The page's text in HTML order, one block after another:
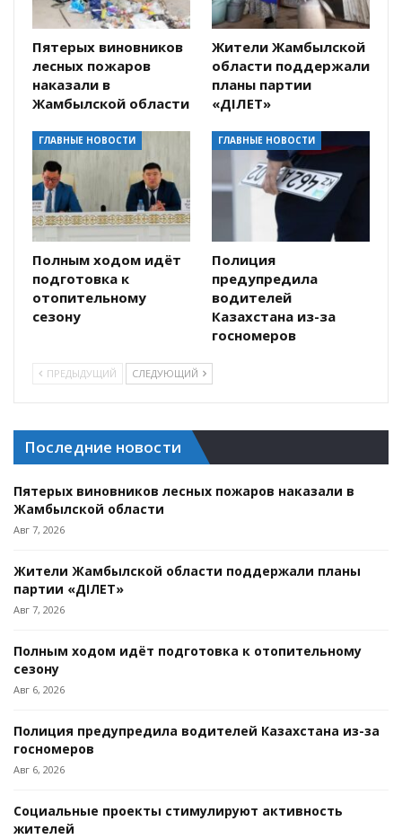
Пятерых виновников
лесных пожаров
наказали в
Жамбылской области
Жители Жамбылской
области поддержали
планы партии
«ӘДІЛЕТ»
ГЛАВНЫЕ НОВОСТИ
Полным ходом идёт
подготовка к
отопительному
сезону
ГЛАВНЫЕ НОВОСТИ
Полиция
предупредила
водителей
Казахстана из-за
госномеров
ПРЕДЫДУЩИЙ СЛЕДУЮЩИЙ
Последние новости
Пятерых виновников лесных пожаров наказали в
Жамбылской области
Авг 7, 2026
Жители Жамбылской области поддержали планы
партии «ӘДІЛЕТ»
Авг 7, 2026
Полным ходом идёт подготовка к отопительному
сезону
Авг 6, 2026
Полиция предупредила водителей Казахстана из-за
госномеров
Авг 6, 2026
Социальные проекты стимулируют активность
жителей